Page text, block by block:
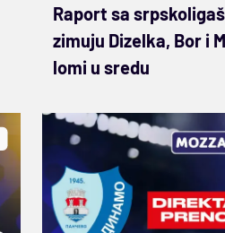
Raport sa
zimuju Dizelka, Bor i
lomi u sredu